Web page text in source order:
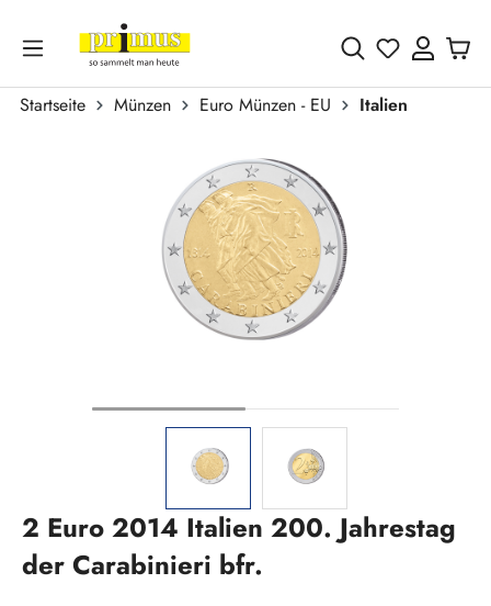
Zum Hauptinhalt springen
Du hast 0
Startseite Münzen Euro Münzen - EU
Italien
2 Euro 2014 Italien 200. Jahrestag
der Carabinieri bfr.